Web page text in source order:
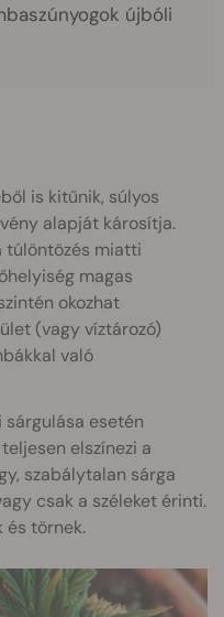
újbóli
is kitűnik, súlyos
alapját károsítja.
túlöntözés miatti
magas
okozhat
(vagy víztározó)
való
esetén
elszínezi a
szabálytalan sárga
csak a széleket érinti.
és törnek.